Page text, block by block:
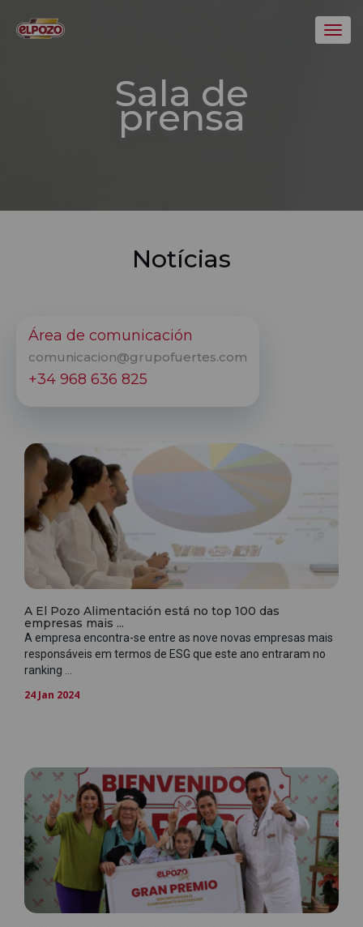
Sala de
prensa
Notícias
Área de comunicación
comunicacion@grupofuertes.com
+34 968 636 825
A El Pozo Alimentación está no top 100 das
empresas mais ...
A empresa encontra-se entre as nove novas empresas mais
responsáveis em termos de ESG que este ano entraram no
ranking ...
24 Jan 2024